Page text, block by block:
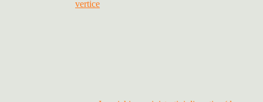
vertice